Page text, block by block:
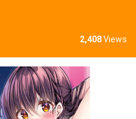
2,408Views